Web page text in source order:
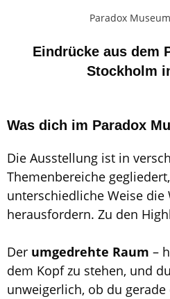
Paradox
Eindrücke aus dem
Stockholm
Was dich im Paradox
Die Ausstellung ist in
Themenbereiche
unterschiedliche Weise die
herausfordern. Zu den
Der umgedrehte Raum –
dem Kopf zu stehen, und
unweigerlich, ob du